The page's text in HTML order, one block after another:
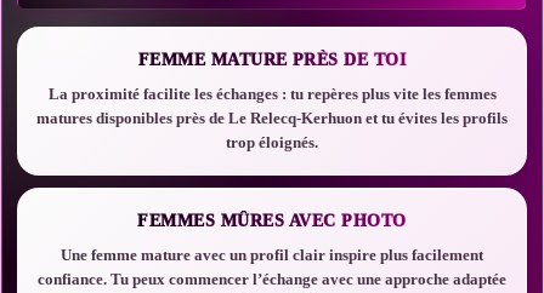
FEMME MATURE PRÈS DE TOI
La proximité facilite les échanges : tu repères plus vite les femmes
matures disponibles près de Le Relecq-Kerhuon et tu évites les profils
trop éloignés.
FEMMES MÛRES AVEC PHOTO
Une femme mature avec un profil clair inspire plus facilement
confiance. Tu peux commencer l’échange avec une approche adaptée